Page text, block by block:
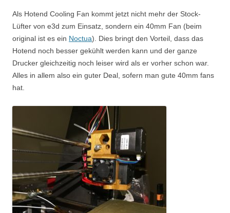
Als Hotend Cooling Fan kommt jetzt nicht mehr der Stock-
Lüfter von e3d zum Einsatz, sondern ein 40mm Fan (beim
original ist es ein Noctua). Dies bringt den Vorteil, dass das
Hotend noch besser gekühlt werden kann und der ganze
Drucker gleichzeitig noch leiser wird als er vorher schon war.
Alles in allem also ein guter Deal, sofern man gute 40mm fans
hat.